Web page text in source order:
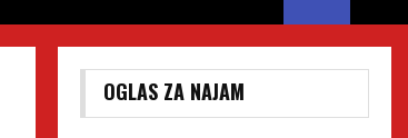
OGLAS ZA NAJAM